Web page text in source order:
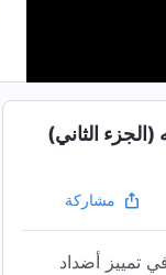
الثاني)
مشاركة
تمييز أضداد